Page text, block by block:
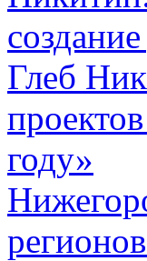
Глеб
году»